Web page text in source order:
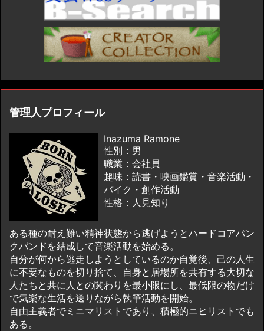
管理人プロフィール
Inazuma Ramone
性別：男
職業：会社員
趣味：読書・映画鑑賞・音楽活動・
バイク・創作活動
性格：人見知り
ある種の耐え難い精神状態から逃げようとハードコアパン
クバンドを結成して音楽活動を始める。
自分が何から逃走しようとしているのか自覚後、己の人生
に不要なものを切り捨て、自身と居場所を共有する大切な
人たちと共に人との関わりを最小限にし、最低限の物だけ
で気楽な生活を送りながら執筆活動を開始。
自由主義者でミニマリストであり、積極的ニヒリストでも
ある。